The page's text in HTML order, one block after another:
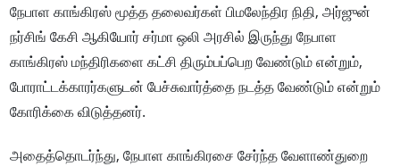
நேபாள காங்கிரஸ் மூத்த தலைவர்கள் பிமலேந்திர நிதி, அர்ஜுன்
நர்சிங் கேசி ஆகியோர் சர்மா ஒலி அரசில் இருந்து நேபாள
காங்கிரஸ் மந்திரிகளை கட்சி திரும்பப்பெற வேண்டும் என்றும்,
போராட்டக்காரர்களுடன் பேச்சுவார்த்தை நடத்த வேண்டும் என்றும்
கோரிக்கை விடுத்தனர்.
அதைத்தொடர்ந்து, நேபாள காங்கிரசை சேர்ந்த வேளாண்துறை